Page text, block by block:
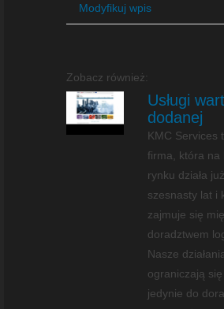
Modyfikuj wpis
Zobacz również:
Usługi
dodanej
KMC Services
firma, która na
rynku działa
szesnasty lat i
zajmuje się
doradztwem
Nasze
ograniczają
jedynie do